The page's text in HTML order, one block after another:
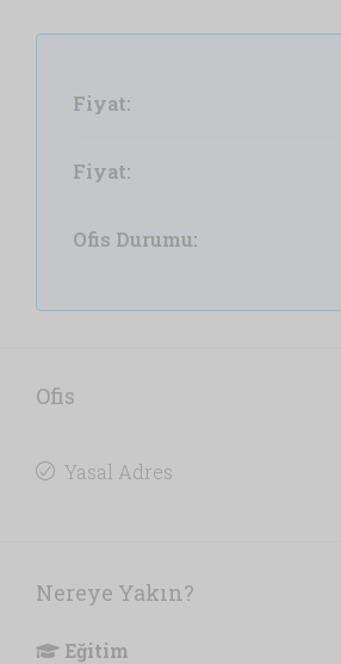
Fiyat:
Fiyat:
Ofis Durumu:
Ofis
Yasal Adres
Nereye Yakın?
Eğitim